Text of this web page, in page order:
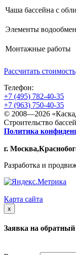
Чаша бассейна с
Элементы
Монтажные работы
Рассчитать стоимость
Телефон:
+7 (495) 782-40-35
+7 (963) 750-40-35
© 2008—2026
Строительство
Политика
г.
Разработка и
Карта сайта
x
Заявка на обратный